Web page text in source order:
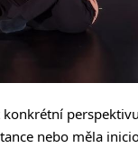
nebo měla